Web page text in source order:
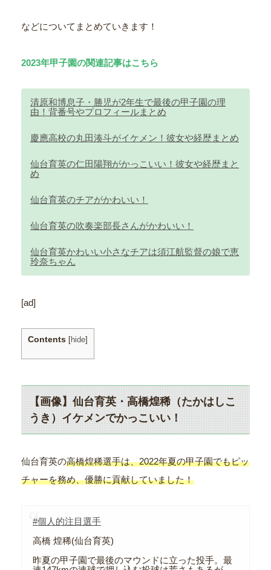
などについてまとめていきます！
2023年甲子園の関連記事はこちら
清原和博息子・勝児が2年生で最後の甲子園の理
由！背番号やプロフィールまとめ
慶應高校の丸田湊斗がイケメン！彼女や経歴まとめ
仙台育英の仁田陽翔がかっこいい！彼女や経歴まと
め
仙台育英のチアがかわいい！
仙台育英の吹奏楽部長さんがかわいい！
仙台育英かわいい小さなチアは須江航監督の娘で恵
玲奈ちゃん
[ad]
Contents [hide]
【画像】仙台育英・高橋煌稀（たかはしこ
うき）イケメンでかっこいい！
仙台育英の高橋煌稀選手は、2022年夏の甲子園でもピッ
チャーを務め、優勝に貢献していました！
#個人的注目選手
高橋 煌稀(仙台育英)
昨夏の甲子園で最後のマウンドに立った投手。最